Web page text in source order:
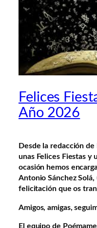
Felices
Año 2026
Desde la redacción
unas Felices Fiestas y
ocasión hemos
Antonio Sánchez
felicitación que os
Amigos, amigas,
El equipo de Poémame